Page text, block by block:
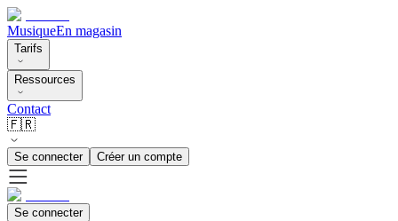
MusiqueEn magasin
Tarifs
Ressources
Contact
🇫🇷
Se connecter Créer un compte
Se connecter